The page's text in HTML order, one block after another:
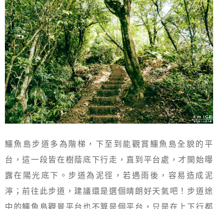
鱷魚島步道多為階梯，下至到能觀賞鱷魚島全貌的平
台，這一段皆在樹蔭底下行走，直到平台處，才開始曝
露在陽光底下。步道為泥徑，若遇雨後，容易造成泥
濘；前往此步道，建議還是選個晴朗好天氣吧！步道途
中的鱷魚島觀景平台也不算是個平台，只是在上下行都